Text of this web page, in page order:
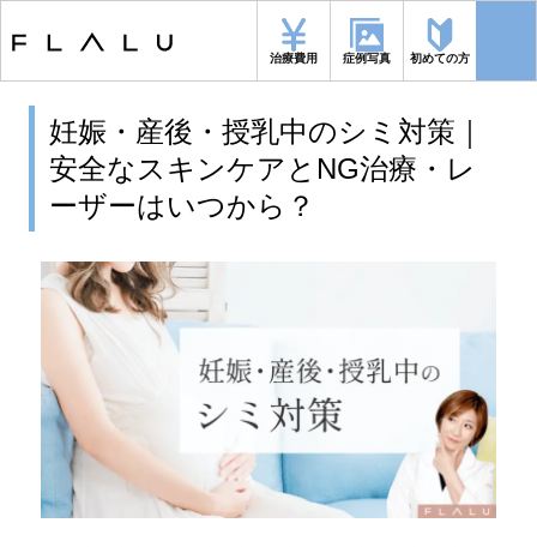
治療費用 症例写真 初めての方
妊娠・産後・授乳中のシミ対策｜安全なスキンケア
とNG治療・レーザーはいつから？
妊娠・産後・授乳中のシミ対策｜
安全なスキンケアとNG治療・レ
ーザーはいつから？